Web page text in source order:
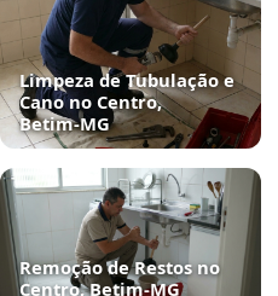
Limpeza de Tubulação e
Cano no Centro,
Betim‑MG
Remoção de Restos no
Centro, Betim‑MG